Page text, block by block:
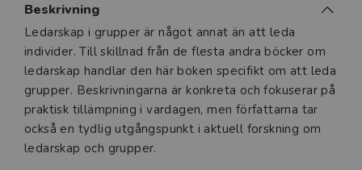
Beskrivning
Beskrivning
Ledarskap i grupper är något annat än att leda
individer. Till skillnad från de flesta andra böcker om
ledarskap handlar den här boken specifikt om att leda
grupper. Beskrivningarna är konkreta och fokuserar på
praktisk tillämpning i vardagen, men författarna tar
också en tydlig utgångspunkt i aktuell forskning om
ledarskap och grupper.